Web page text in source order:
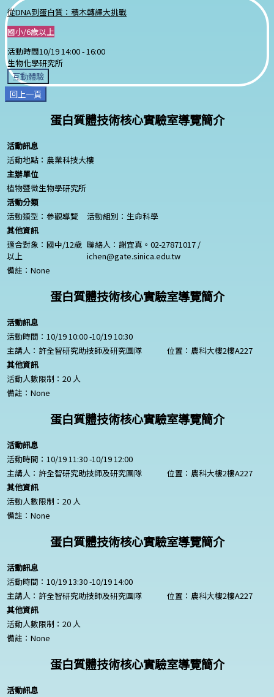
從DNA到蛋白質：積木轉譯大挑戰
國小/6歲以上
活動時間10/19 14:00 - 16:00
生物化學研究所
互動體驗
回上一頁
蛋白質體技術核心實驗室導覽簡介
活動訊息
活動地點：農業科技大樓
主辦單位
植物暨微生物學研究所
活動分類
活動類型：參觀導覽
活動組別：生命科學
其他資訊
適合對象：國中/12歲
以上
聯絡人：謝宜真。02-27871017 /
ichen@gate.sinica.edu.tw
備註： None
蛋白質體技術核心實驗室導覽簡介
活動訊息
活動時間：10/19 10:00 -10/19 10:30
主講人：許全智研究助技師及研究團隊
位置：農科大樓2樓A227
其他資訊
活動人數限制：20 人
備註： None
蛋白質體技術核心實驗室導覽簡介
活動訊息
活動時間：10/19 11:30 -10/19 12:00
主講人：許全智研究助技師及研究團隊
位置：農科大樓2樓A227
其他資訊
活動人數限制：20 人
備註： None
蛋白質體技術核心實驗室導覽簡介
活動訊息
活動時間：10/19 13:30 -10/19 14:00
主講人：許全智研究助技師及研究團隊
位置：農科大樓2樓A227
其他資訊
活動人數限制：20 人
備註： None
蛋白質體技術核心實驗室導覽簡介
活動訊息